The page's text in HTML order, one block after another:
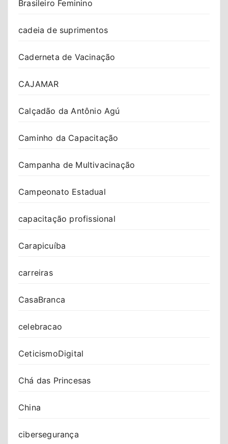
Brasileiro Feminino
cadeia de suprimentos
Caderneta de Vacinação
CAJAMAR
Calçadão da Antônio Agú
Caminho da Capacitação
Campanha de Multivacinação
Campeonato Estadual
capacitação profissional
Carapicuíba
carreiras
CasaBranca
celebracao
CeticismoDigital
Chá das Princesas
China
cibersegurança